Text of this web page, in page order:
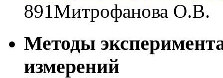
891Митрофанова О.В.
Методы
измерений